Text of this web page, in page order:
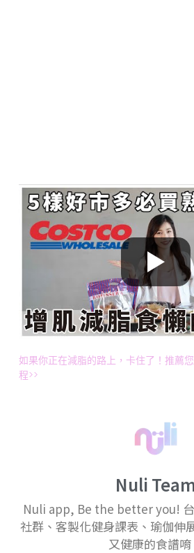
如果你正在減脂的路上，卡住了！推薦
程>>
Nuli
Nuli app, Be the better you!
社群、客製化健身課表、瑜伽伸
又健康的食譜唷